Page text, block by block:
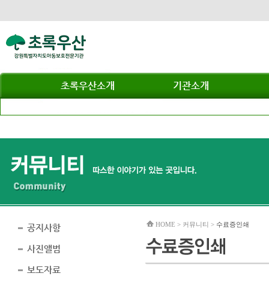
초록우산소개 기관소개
공지사항
사진앨범
보도자료
HOME > 커뮤니티 > 수료증인쇄